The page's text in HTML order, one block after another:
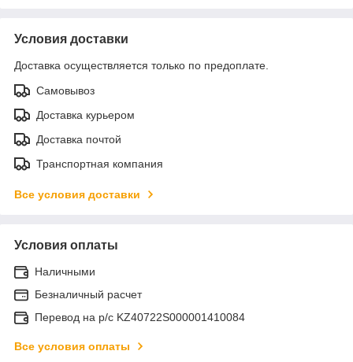
Условия доставки
Доставка осуществляется только по предоплате.
Самовывоз
Доставка курьером
Доставка почтой
Транспортная компания
Все условия доставки
Условия оплаты
Наличными
Безналичный расчет
Перевод на р/с KZ40722S000001410084
Все условия оплаты